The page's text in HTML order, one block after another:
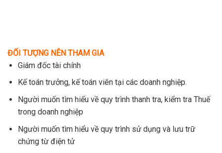
ĐỐI TƯỢNG NÊN THAM GIA
Giám đốc tài chính
Kế toán trưởng, kế toán viên tại các doanh nghiệp.
Người muốn tìm hiểu về quy trình thanh tra, kiểm tra Thuế
trong doanh nghiệp
Người muốn tìm hiểu về quy trình sử dụng và lưu trữ
chứng từ điện tử